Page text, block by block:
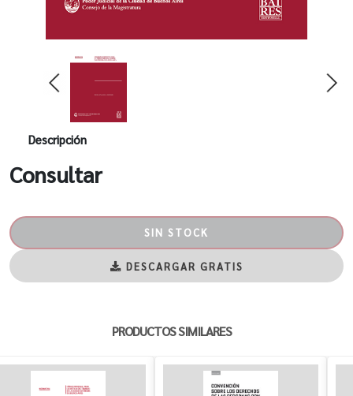
Descripción
Consultar
SIN STOCK
DESCARGAR GRATIS
PRODUCTOS SIMILARES